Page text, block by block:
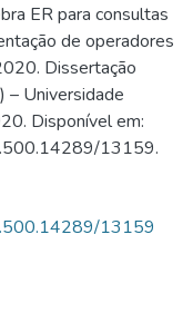
ER para consultas
de operadores
Dissertação
– Universidade
Disponível em:
13159.
13159